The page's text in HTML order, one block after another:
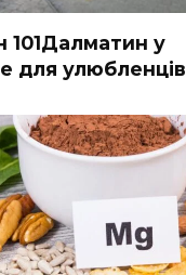
101Далматин у
для улюбленців